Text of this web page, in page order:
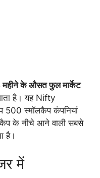
महीने के औसत फुल मार्केट
है। यह Nifty
500 स्मॉलकैप कंपनियां
के नीचे आने वाली सबसे
है।
में